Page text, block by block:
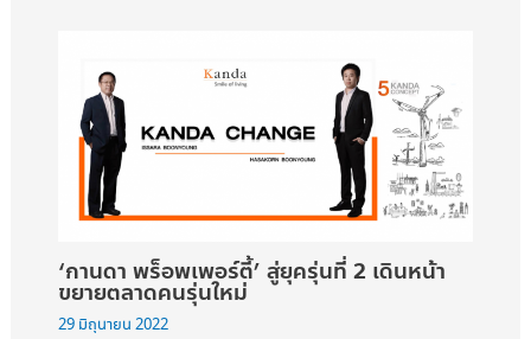
‘กานดา พร็อพเพอร์ตี้’ สู่ยุครุ่นที่ 2 เดินหน้า
ขยายตลาดคนรุ่นใหม่
29 มิถุนายน 2022